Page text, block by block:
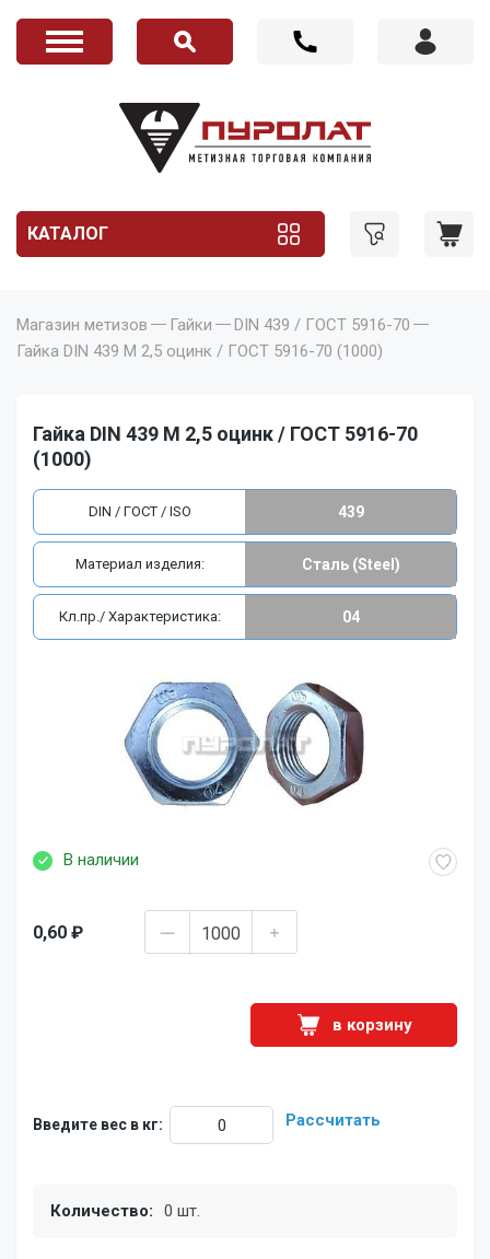
КАТАЛОГ
Магазин метизов Гайки
DIN 439 / ГОСТ 5916-70
Гайка DIN 439 M 2,5 оцинк / ГОСТ 5916-70 (1000)
Гайка DIN 439 M 2,5 оцинк / ГОСТ 5916-70
(1000)
В наличии
0,60 ₽
в корзину
Введите вес в кг: Рассчитать
Количество: 0 шт.
DIN / ГОСТ / ISO 439
Материал изделия: Сталь (Steel)
Кл.пр./ Характеристика: 04